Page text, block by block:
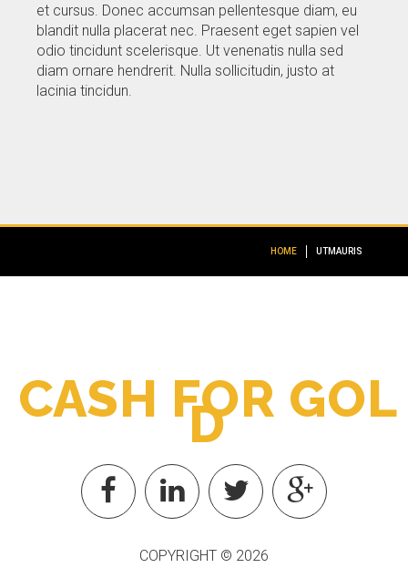
et cursus. Donec accumsan pellentesque diam, eu
blandit nulla placerat nec. Praesent eget sapien vel
odio tincidunt scelerisque. Ut venenatis nulla sed
diam ornare hendrerit. Nulla sollicitudin, justo at
lacinia tincidun.
HOME UTMAURIS
CASH FOR GOL
D
COPYRIGHT © 2026